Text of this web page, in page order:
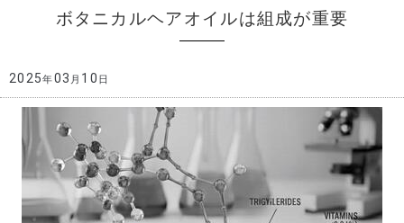
ボタニカルヘアオイルは組成が重要
2025年03 月 10 日